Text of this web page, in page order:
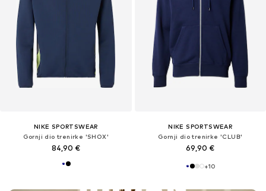
NIKE SPORTSWEAR
Gornji dio trenirke 'SHOX'
84,90 €
NIKE SPORTSWEAR
Gornji dio trenirke 'CLUB'
69,90 €
+10